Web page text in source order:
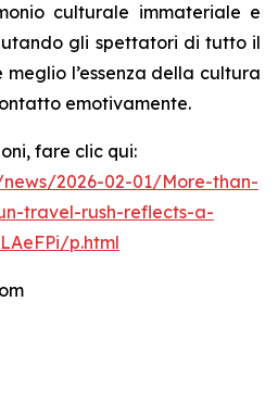
culturale immateriale e
gli spettatori di tutto il
l’essenza della cultura
emotivamente.
fare clic qui:
2026-02-01/More-than-
travel-rush-reflects-a-
p.html